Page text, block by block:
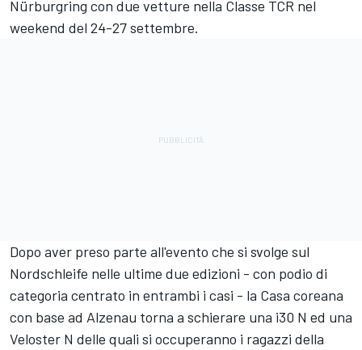
Nürburgring con due vetture nella Classe TCR nel
weekend del 24-27 settembre.
Dopo aver preso parte all'evento che si svolge sul
Nordschleife nelle ultime due edizioni - con podio di
categoria centrato in entrambi i casi - la Casa coreana
con base ad Alzenau torna a schierare una i30 N ed una
Veloster N delle quali si occuperanno i ragazzi della